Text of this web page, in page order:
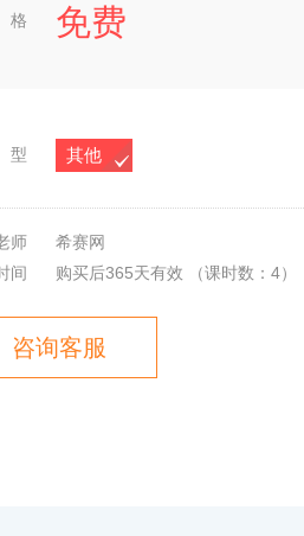
免费
其他
师
希赛网
间
购买后365天有效 （课时数： 4）
咨询客服